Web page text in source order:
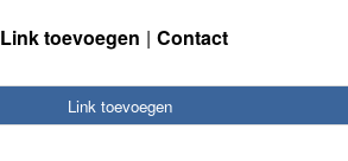
Link toevoegen Contact
Link toevoegen